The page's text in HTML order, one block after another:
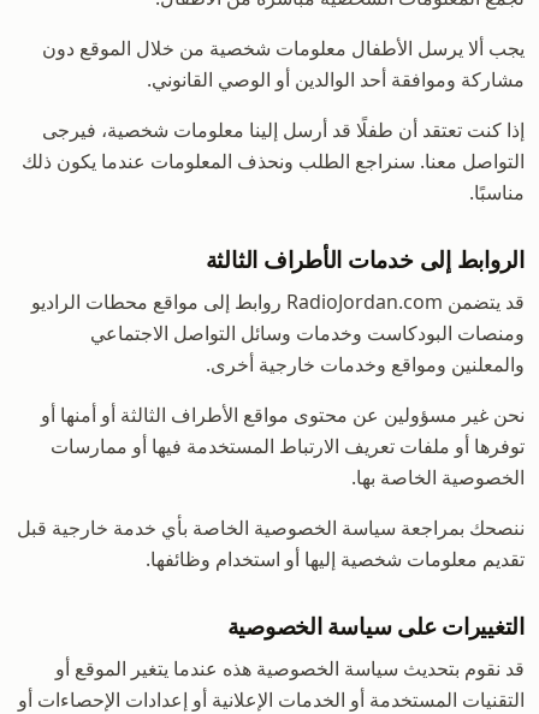
يجب ألا يرسل الأطفال معلومات شخصية من خلال الموقع دون
مشاركة وموافقة أحد الوالدين أو الوصي القانوني.
إذا كنت تعتقد أن طفلًا قد أرسل إلينا معلومات شخصية، فيرجى
التواصل معنا. سنراجع الطلب ونحذف المعلومات عندما يكون ذلك
مناسبًا.
الروابط إلى خدمات الأطراف الثالثة
قد يتضمن RadioJordan.com روابط إلى مواقع محطات الراديو
ومنصات البودكاست وخدمات وسائل التواصل الاجتماعي
والمعلنين ومواقع وخدمات خارجية أخرى.
نحن غير مسؤولين عن محتوى مواقع الأطراف الثالثة أو أمنها أو
توفرها أو ملفات تعريف الارتباط المستخدمة فيها أو ممارسات
الخصوصية الخاصة بها.
ننصحك بمراجعة سياسة الخصوصية الخاصة بأي خدمة خارجية قبل
تقديم معلومات شخصية إليها أو استخدام وظائفها.
التغييرات على سياسة الخصوصية
قد نقوم بتحديث سياسة الخصوصية هذه عندما يتغير الموقع أو
التقنيات المستخدمة أو الخدمات الإعلانية أو إعدادات الإحصاءات أو